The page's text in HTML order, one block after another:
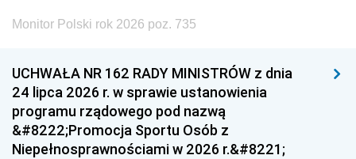
Monitor Polski rok 2026 poz. 735
UCHWAŁA NR 162 RADY MINISTRÓW z dnia
24 lipca 2026 r. w sprawie ustanowienia
programu rządowego pod nazwą
&#8222;Promocja Sportu Osób z
Niepełnosprawnościami w 2026 r.&#8221;